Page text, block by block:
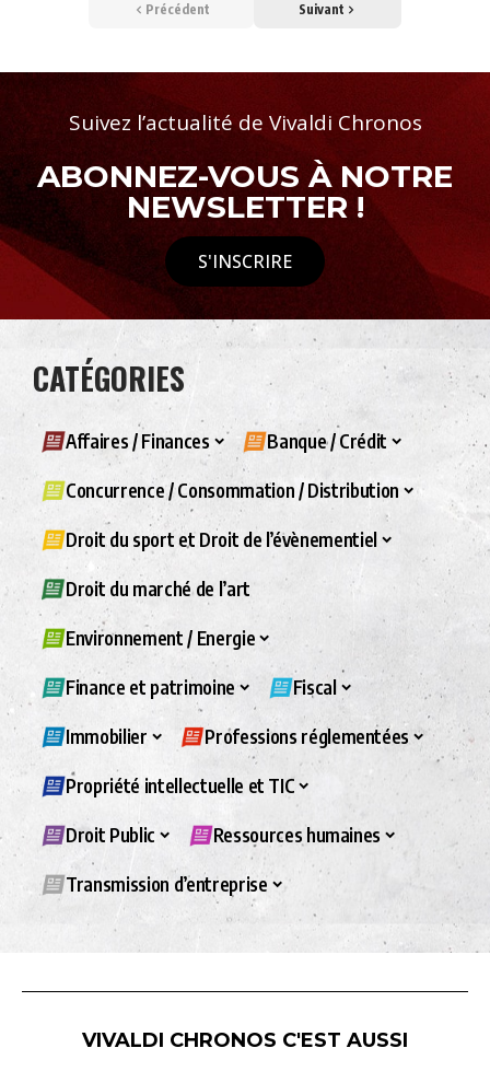
Précédent Suivant
Suivez l’actualité de Vivaldi Chronos
ABONNEZ-VOUS À NOTRE
NEWSLETTER !
S'INSCRIRE
CATÉGORIES
Affaires / Finances Banque / Crédit
Concurrence / Consommation / Distribution
Droit du sport et Droit de l’évènementiel
Droit du marché de l’art
Environnement / Energie
Finance et patrimoine Fiscal
Immobilier Professions réglementées
Propriété intellectuelle et TIC
Droit Public Ressources humaines
Transmission d’entreprise
VIVALDI CHRONOS C'EST AUSSI